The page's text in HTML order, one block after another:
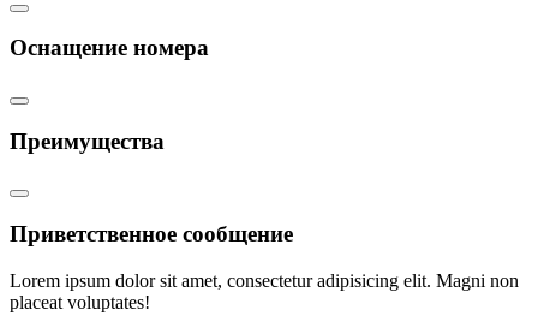
Оснащение номера
Преимущества
Приветственное сообщение
Lorem ipsum dolor sit amet, consectetur adipisicing elit. Magni non
placeat voluptates!